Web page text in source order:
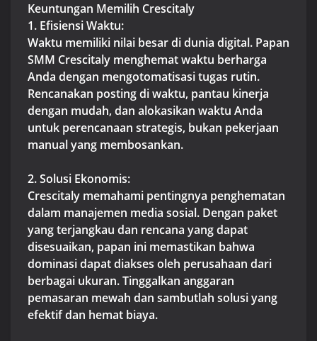
Keuntungan Memilih Crescitaly
1. Efisiensi Waktu:
Waktu memiliki nilai besar di dunia digital. Papan
SMM Crescitaly menghemat waktu berharga
Anda dengan mengotomatisasi tugas rutin.
Rencanakan posting di waktu, pantau kinerja
dengan mudah, dan alokasikan waktu Anda
untuk perencanaan strategis, bukan pekerjaan
manual yang membosankan.
2. Solusi Ekonomis:
Crescitaly memahami pentingnya penghematan
dalam manajemen media sosial. Dengan paket
yang terjangkau dan rencana yang dapat
disesuaikan, papan ini memastikan bahwa
dominasi dapat diakses oleh perusahaan dari
berbagai ukuran. Tinggalkan anggaran
pemasaran mewah dan sambutlah solusi yang
efektif dan hemat biaya.